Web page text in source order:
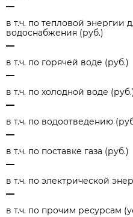
—
в т.ч. по тепловой энергии
водоснабжения (руб.)
—
в т.ч. по горячей воде (руб.)
—
в т.ч. по холодной воде
—
в т.ч. по водоотведению
—
в т.ч. по поставке газа (руб.)
—
в т.ч. по электрической
—
в т.ч. по прочим ресурсам